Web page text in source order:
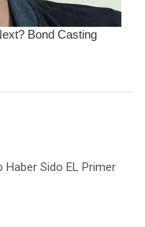
Haber Sido EL Primer